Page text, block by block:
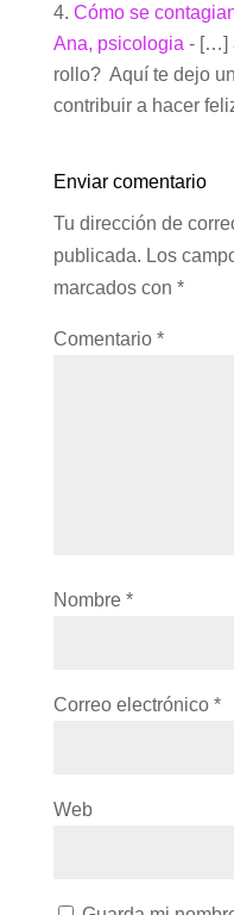
Cómo se
Ana, psicologia - […]
rollo? Aquí te dejo
contribuir a hacer
Enviar comentario
Tu dirección de
publicada. Los
marcados con *
Comentario *
Nombre *
Correo electrónico *
Web